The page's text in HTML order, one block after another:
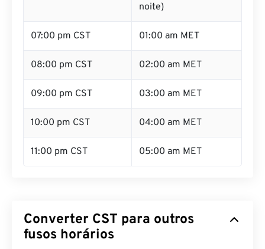
noite)
07:00 pm CST 01:00 am MET
08:00 pm CST 02:00 am MET
09:00 pm CST 03:00 am MET
10:00 pm CST 04:00 am MET
11:00 pm CST 05:00 am MET
Converter CST para outros
fusos horários